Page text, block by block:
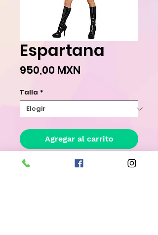
Espartana
950,00 MXN
Talla *
Agregar al carrito
Realizar compra